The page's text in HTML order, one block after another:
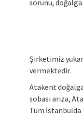
sorunu,
Şirketimiz
vermektedir.
Atakent
sobası arıza,
Tüm